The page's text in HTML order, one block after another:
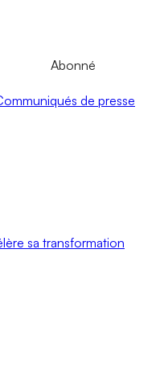
Abonné
de presse
sa transformation